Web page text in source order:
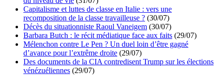
Capitalisme et luttes de classe en Italie : vers une
recomposition de la classe travailleuse ? (30/07)
Décès du situationniste Raoul Vaneigem (30/07)
Barbara Butch : le récit médiatique face aux faits (29/07)
Mélenchon contre Le Pen ? Un duel loin d’être gagné
d’avance pour l’extrême droite (29/07)
Des documents de la CIA contredisent Trump sur les élections
vénézuéliennes (29/07)